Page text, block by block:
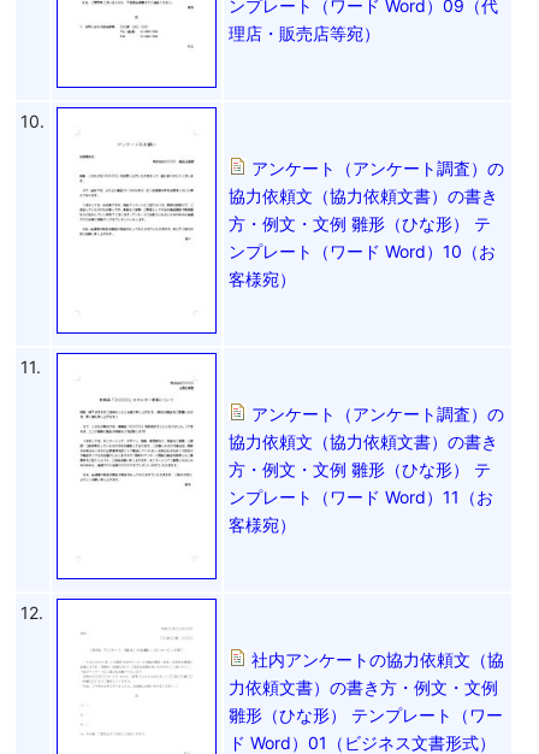
ンプレート（ワード Word）09（代
理店・販売店等宛）
10.
アンケート（アンケート調査）の
協力依頼文（協力依頼文書）の書き
方・例文・文例 雛形（ひな形） テ
ンプレート（ワード Word）10（お
客様宛）
11.
アンケート（アンケート調査）の
協力依頼文（協力依頼文書）の書き
方・例文・文例 雛形（ひな形） テ
ンプレート（ワード Word）11（お
客様宛）
12.
社内アンケートの協力依頼文（協
力依頼文書）の書き方・例文・文例
雛形（ひな形） テンプレート（ワー
ド Word）01（ビジネス文書形式）